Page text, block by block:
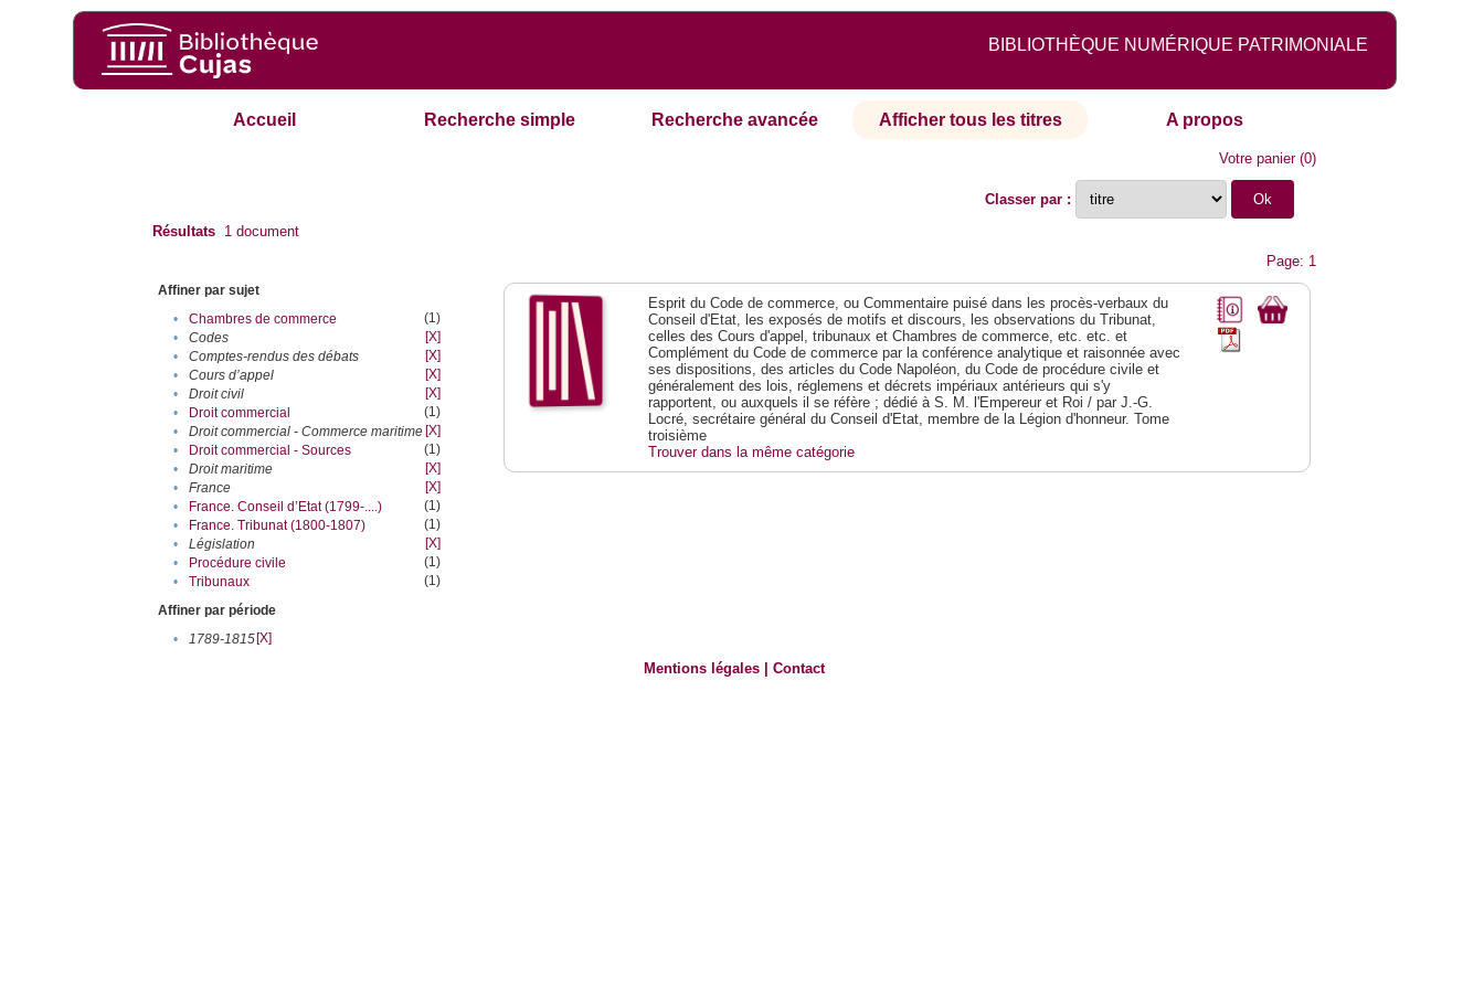
BIBLIOTHÈQUE NUMÉRIQUE PATRIMONIALE
Accueil Recherche simple Recherche avancée Afficher tous les titres A propos
Votre panier(0)
Classer par :
Résultats 1 document
Page: 1
Affiner par sujet
•
Chambres de commerce
(1)
•
Codes
[X]
•
Comptes-rendus des débats
[X]
•
Cours d’appel
[X]
•
Droit civil
[X]
•
Droit commercial
(1)
•
Droit commercial - Commerce maritime [X]
•
Droit commercial - Sources
(1)
•
Droit maritime
[X]
•
France
[X]
•
France. Conseil d’Etat (1799-....)
(1)
•
France. Tribunat (1800-1807)
(1)
•
Législation
[X]
•
Procédure civile
(1)
•
Tribunaux
(1)
Affiner par période
•
1789-1815[X]
Esprit du Code de commerce, ou Commentaire puisé dans les procès-verbaux du
Conseil d'Etat, les exposés de motifs et discours, les observations du Tribunat,
celles des Cours d'appel, tribunaux et Chambres de commerce, etc. etc. et
Complément du Code de commerce par la conférence analytique et raisonnée avec
ses dispositions, des articles du Code Napoléon, du Code de procédure civile et
généralement des lois, réglemens et décrets impériaux antérieurs qui s'y
rapportent, ou auxquels il se réfère ; dédié à S. M. l'Empereur et Roi / par J.-G.
Locré, secrétaire général du Conseil d'Etat, membre de la Légion d'honneur. Tome
troisième
Trouver dans la même catégorie
Mentions légales |Contact